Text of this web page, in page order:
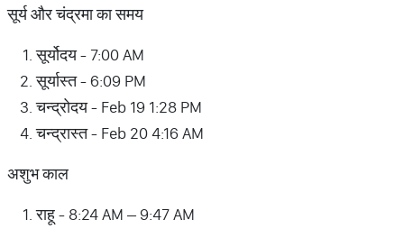
सूर्य और चंद्रमा का समय
सूर्योदय - 7:00 AM
सूर्यास्त - 6:09 PM
चन्द्रोदय - Feb 19 1:28 PM
चन्द्रास्त - Feb 20 4:16 AM
अशुभ काल
राहू - 8:24 AM – 9:47 AM